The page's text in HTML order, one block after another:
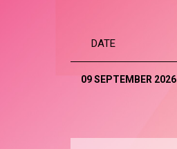
DATE
09 SEPTEMBER 2026